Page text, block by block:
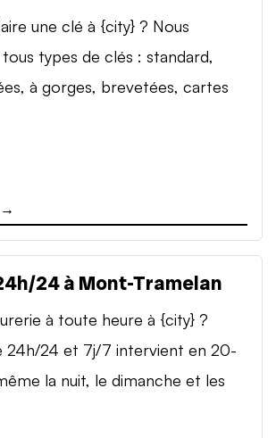
une clé à {city} ? Nous
types de clés : standard,
à gorges, brevetées, cartes
→
24 à Mont-Tramelan
à toute heure à {city} ?
24h/24 et 7j/7 intervient en 20-
la nuit, le dimanche et les